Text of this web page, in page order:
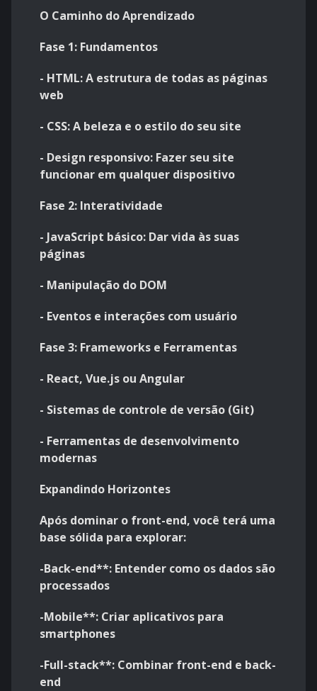
O Caminho do Aprendizado
Fase 1: Fundamentos
- HTML: A estrutura de todas as páginas
web
- CSS: A beleza e o estilo do seu site
- Design responsivo: Fazer seu site
funcionar em qualquer dispositivo
Fase 2: Interatividade
- JavaScript básico: Dar vida às suas
páginas
- Manipulação do DOM
- Eventos e interações com usuário
Fase 3: Frameworks e Ferramentas
- React, Vue.js ou Angular
- Sistemas de controle de versão (Git)
- Ferramentas de desenvolvimento
modernas
Expandindo Horizontes
Após dominar o front-end, você terá uma
base sólida para explorar:
-Back-end**: Entender como os dados são
processados
-Mobile**: Criar aplicativos para
smartphones
-Full-stack**: Combinar front-end e back-
end